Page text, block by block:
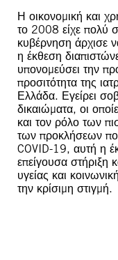
Η οικονομική και
το 2008 είχε πολύ
κυβέρνηση άρχισε
η έκθεση
υπονομεύσει την
προσιτότητα της
Ελλάδα. Εγείρει
δικαιώματα, οι
και τον ρόλο των
των προκλήσεων
COVID-19, αυτή η
επείγουσα στήριξη
υγείας και
την κρίσιμη στιγμή.